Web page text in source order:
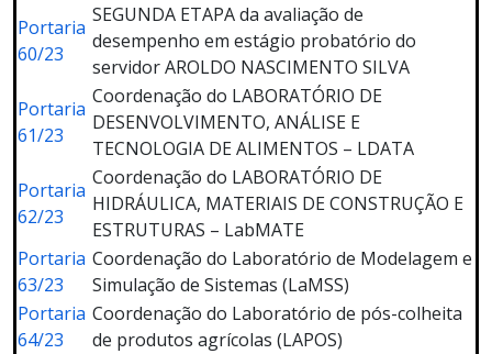
Portaria
60/23
SEGUNDA ETAPA da avaliação de
desempenho em estágio probatório do
servidor AROLDO NASCIMENTO SILVA
Portaria
61/23
Coordenação do LABORATÓRIO DE
DESENVOLVIMENTO, ANÁLISE E
TECNOLOGIA DE ALIMENTOS – LDATA
Portaria
62/23
Coordenação do LABORATÓRIO DE
HIDRÁULICA, MATERIAIS DE CONSTRUÇÃO E
ESTRUTURAS – LabMATE
Portaria
63/23
Coordenação do Laboratório de Modelagem e
Simulação de Sistemas (LaMSS)
Portaria
64/23
Coordenação do Laboratório de pós-colheita
de produtos agrícolas (LAPOS)